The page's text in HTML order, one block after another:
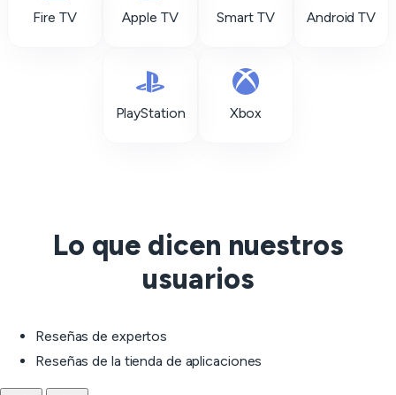
Fire TV Apple TV Smart TV Android TV
PlayStation Xbox
Lo que dicen nuestros
usuarios
Reseñas de expertos
Reseñas de la tienda de aplicaciones